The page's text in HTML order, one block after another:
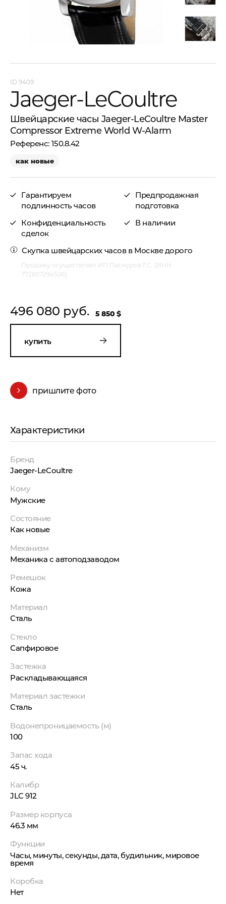
9409
Jaeger-LeCoultre
Швейцарские часы Jaeger-LeCoultre Master
Compressor Extreme World W-Alarm
150.8.42
как новые
Гарантируем
подлинность часов
Конфиденциальность
сделок
Предпродажная
подготовка
В наличии
Скупка швейцарских часов в Москведорого
Продажу осуществляет ИП Пасмуров Г.С. (ИНН
772857294506)
496 080 руб. 5 850 $
купить
пришлите фото
Характеристики
Бренд
Jaeger-LeCoultre
Кому
Мужские
Состояние
Как новые
Механизм
Механика с автоподзаводом
Ремешок
Кожа
Материал
Сталь
Стекло
Сапфировое
Застежка
Раскладывающаяся
Материал застежки
Сталь
Водонепроницаемость (м)
100
Запас хода
45 ч.
Калибр
JLC 912
Размер корпуса
46.3 мм
Функции
Часы, минуты, секунды, дата, будильник, мировое
время
Коробка
Нет